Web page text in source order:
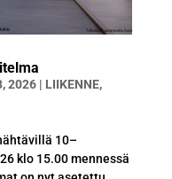
2026| LIIKENNE,
10–
klo 15.00 mennessä